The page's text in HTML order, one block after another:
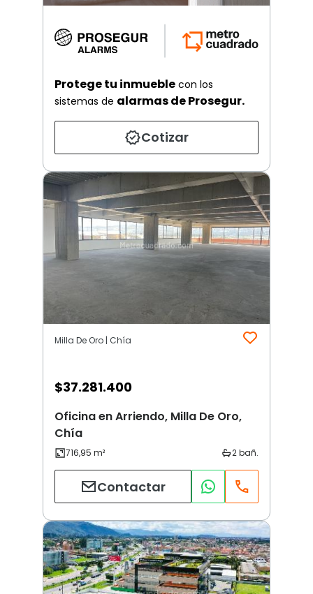
Protege tu inmueble con los
sistemas de alarmas de Prosegur.
Cotizar
Milla De Oro | Chía
$37.281.400
Oficina en Arriendo, Milla De Oro,
Chía
Contactar